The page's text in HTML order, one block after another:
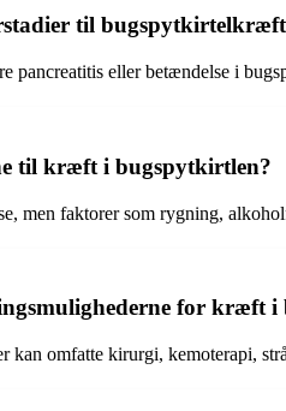
til
pancreatitis eller betændelse i
til kræft i bugspytkirtlen?
men faktorer som rygning,
for kræft i
kan omfatte kirurgi, kemoterapi,